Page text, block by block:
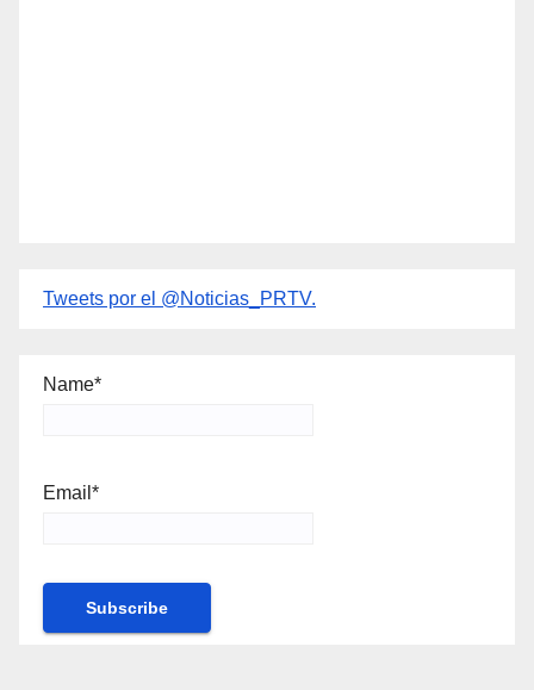
Tweets por el @Noticias_PRTV.
Name*
Email*